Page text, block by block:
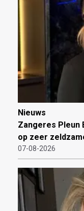
Nieuws
Zangeres Pleun
op zeer
07-08-2026